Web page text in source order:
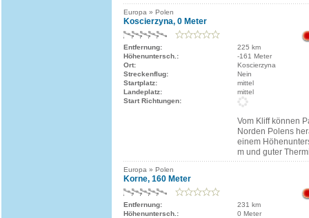
Europa » Polen
Koscierzyna, 0 Meter
Entfernung:
225 km
Höhenuntersch.:
-161 Meter
Ort:
Koscierzyna
Streckenflug:
Nein
Startplatz:
mittel
Landeplatz:
mittel
Start Richtungen:
Vom Kliff können
Norden Polens
einem
m und guter
Europa » Polen
Korne, 160 Meter
Entfernung:
231 km
Höhenuntersch.:
0 Meter